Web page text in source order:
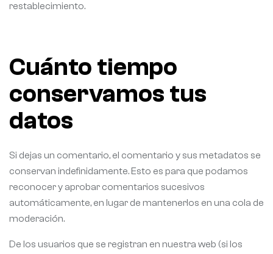
restablecimiento.
Cuánto tiempo
conservamos tus
datos
Si dejas un comentario, el comentario y sus metadatos se
conservan indefinidamente. Esto es para que podamos
reconocer y aprobar comentarios sucesivos
automáticamente, en lugar de mantenerlos en una cola de
moderación.
De los usuarios que se registran en nuestra web (si los